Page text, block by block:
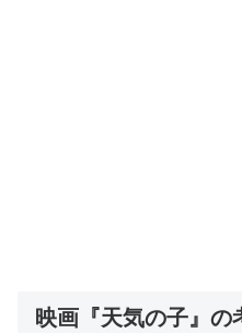
映画『天気の子』の